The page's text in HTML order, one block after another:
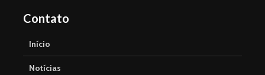
Contato
Início
Notícias